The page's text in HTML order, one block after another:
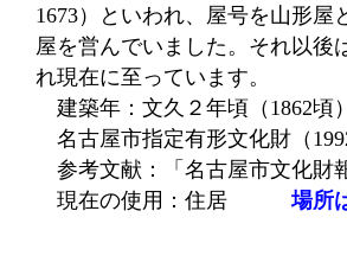
1673）といわれ、屋号を山形屋
屋を営んでいました。それ以後
れ現在に至っています。
建築年：文久２年頃（1862頃）
名古屋市指定有形文化財（
参考文献：「名古屋市文化財
現在の使用：住居場所